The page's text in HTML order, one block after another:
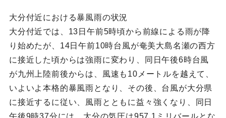
大分付近における暴風雨の状況
大分付近では、13日午前5時頃から前線による雨が降
り始めたが、14日午前10時台風が奄美大島名瀬の西方
に接近した頃からは強雨に変わり、同日午後6時台風
が九州上陸前後からは、風速も10メートルを越えて、
いよいよ本格的暴風雨となり、その後、台風が大分県
に接近するに従い、風雨とともに益々強くなり、同日
午後9時37分には、大分の気圧は957.1ミリバールとな